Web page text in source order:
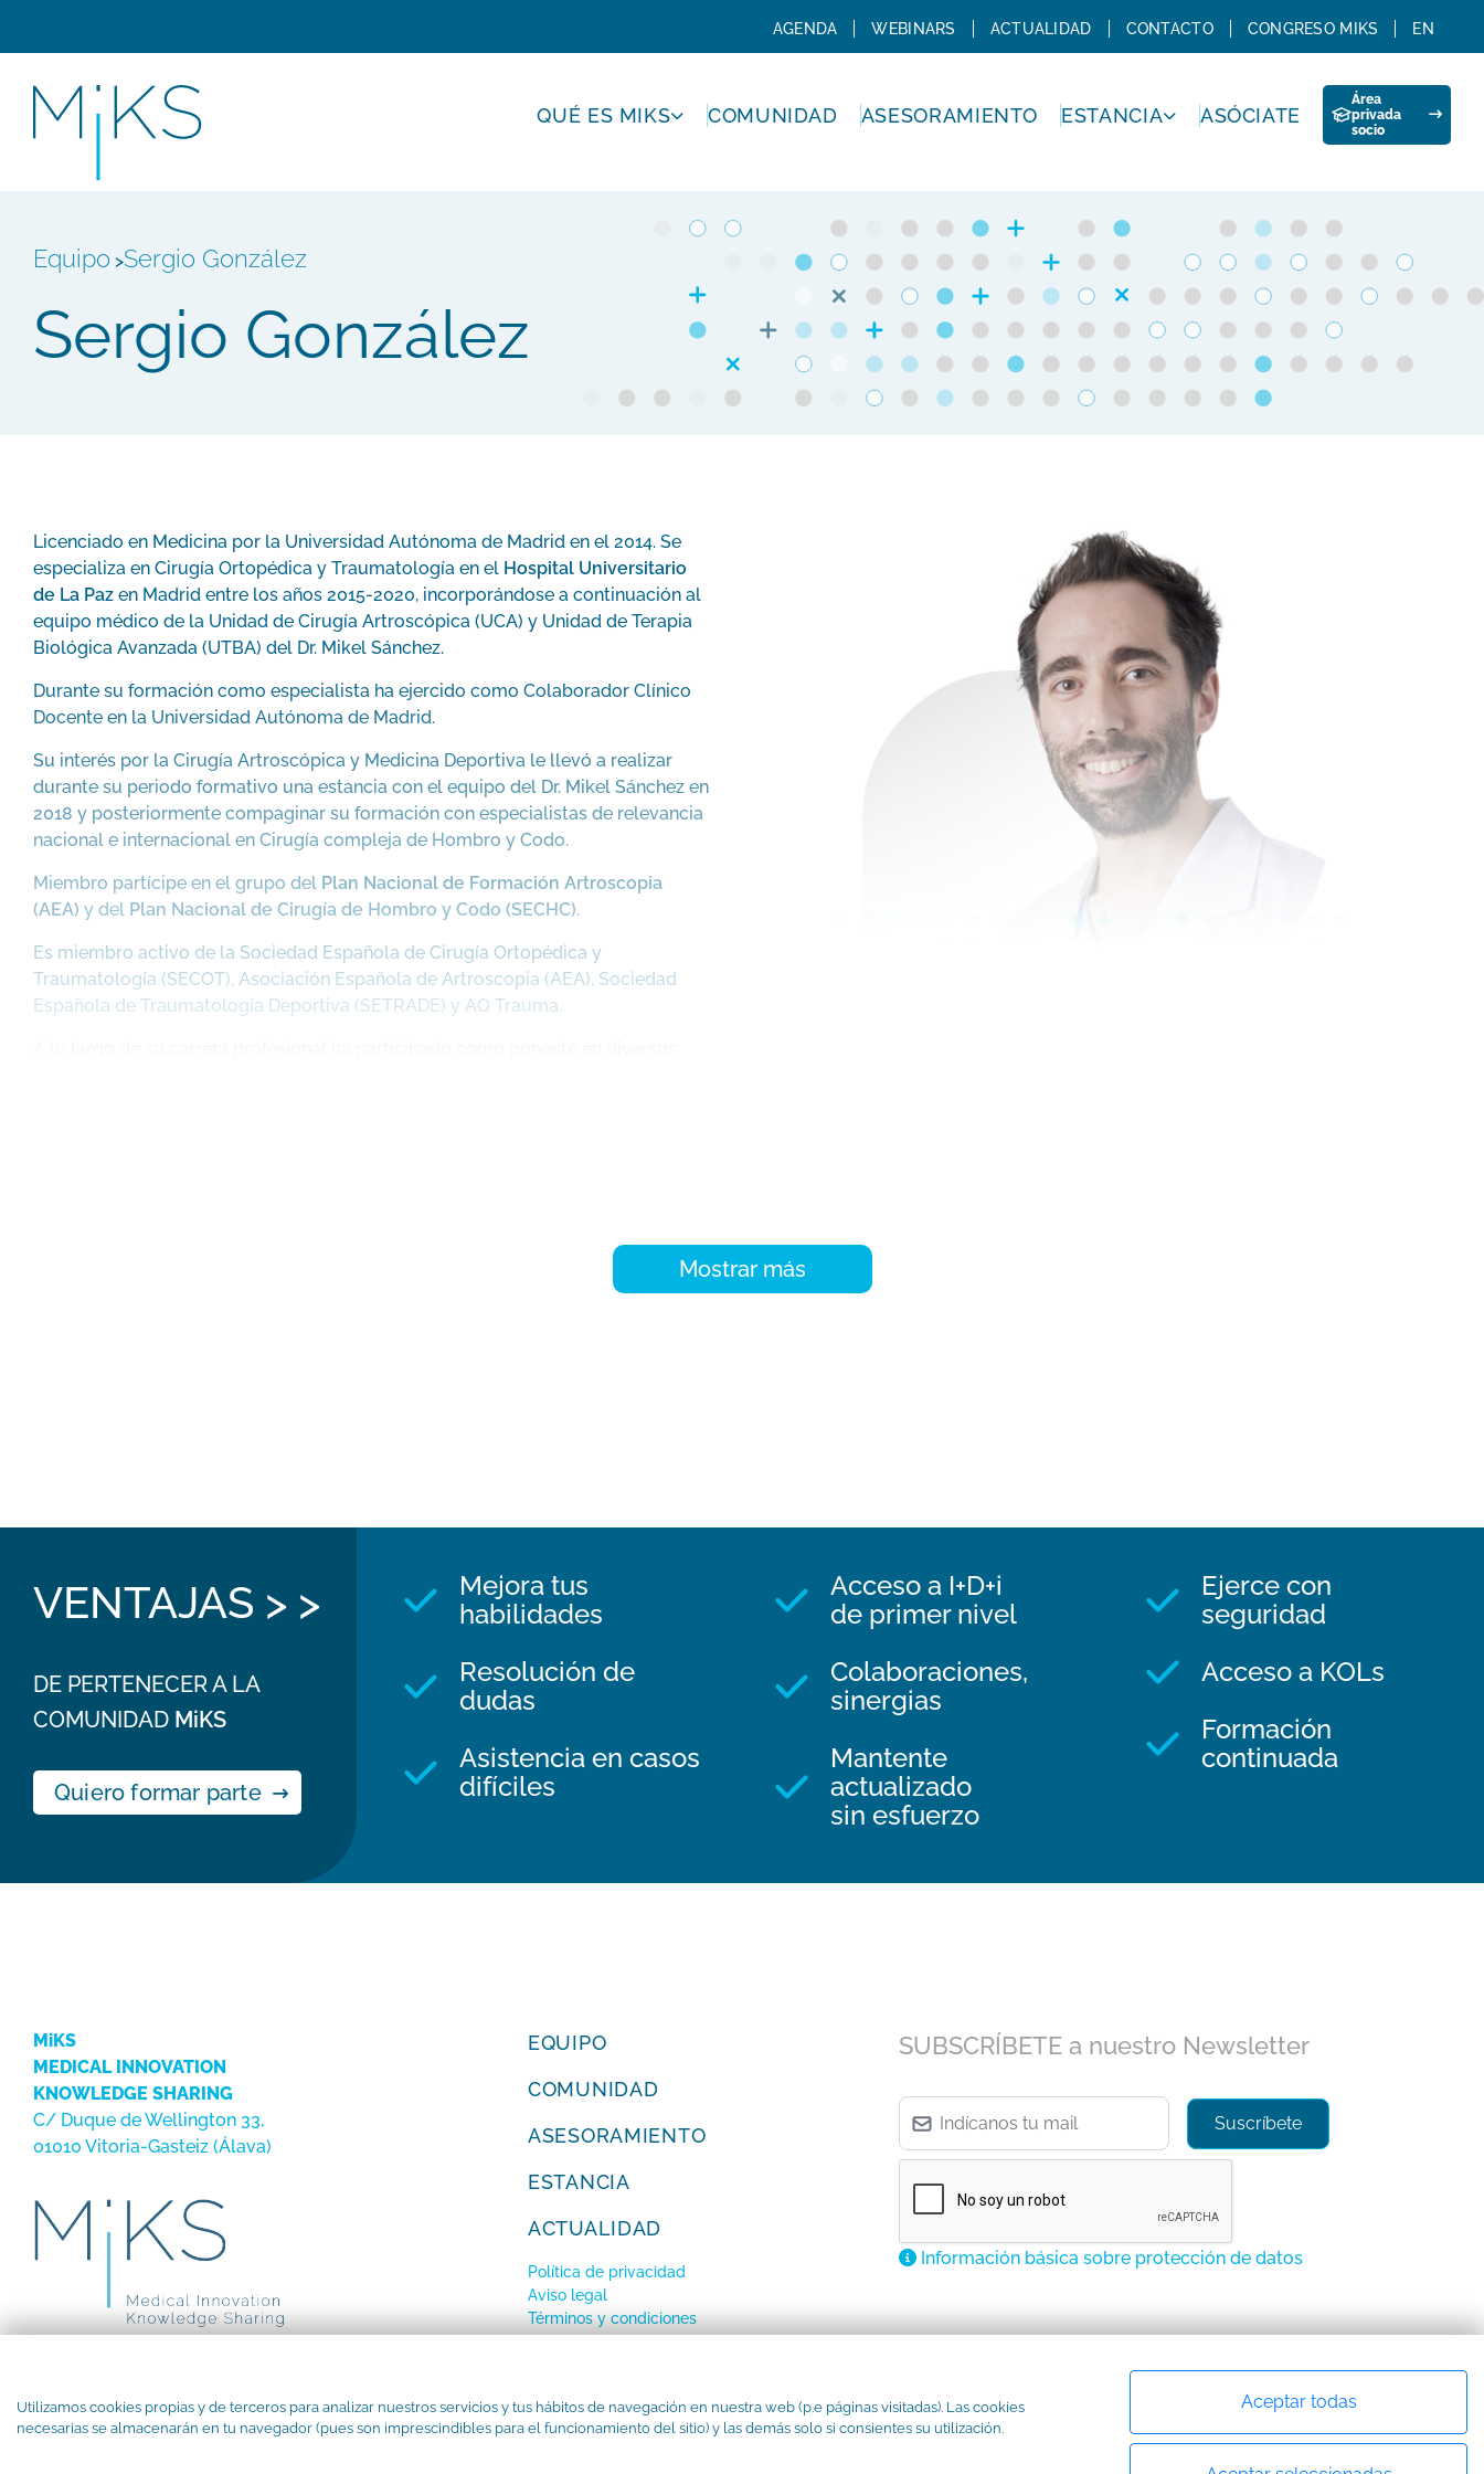
Utilizamos cookies propias y de terceros para analizar nuestros servicios y tus hábitos de navegación en nuestra web (p.e páginas visitadas). Las cookies
necesarias se almacenarán en tu navegador (pues son imprescindibles para el funcionamiento del sitio) y las demás solo si consientes su utilización.
Aceptar todas
AGENDA WEBINARS ACTUALIDAD CONTACTO CONGRESO MIKS EN
QUÉ ES MIKS COMUNIDAD ASESORAMIENTO ESTANCIA ASÓCIATE
Área
privada
socio
Equipo >Sergio González
Sergio González
Licenciado en Medicina por la Universidad Autónoma de Madrid en el 2014. Se
especializa en Cirugía Ortopédica y Traumatología en el Hospital Universitario
de La Paz en Madrid entre los años 2015-2020, incorporándose a continuación al
equipo médico de la Unidad de Cirugía Artroscópica (UCA) y Unidad de Terapia
Biológica Avanzada (UTBA) del Dr. Mikel Sánchez.
Durante su formación como especialista ha ejercido como Colaborador Clínico
Docente en la Universidad Autónoma de Madrid.
Su interés por la Cirugía Artroscópica y Medicina Deportiva le llevó a realizar
durante su periodo formativo una estancia con el equipo del Dr. Mikel Sánchez en
2018 y posteriormente compaginar su formación con especialistas de relevancia
nacional e internacional en Cirugía compleja de Hombro y Codo.
Miembro partícipe en el grupo del Plan Nacional de Formación Artroscopia
(AEA) y del Plan Nacional de Cirugía de Hombro y Codo (SECHC).
Es miembro activo de la Sociedad Española de Cirugía Ortopédica y
Traumatología (SECOT), Asociación Española de Artroscopia (AEA), Sociedad
Española de Traumatología Deportiva (SETRADE) y AO Trauma.
VENTAJAS > >
DE PERTENECER A LA
COMUNIDAD MiKS
Quiero formar parte
Mejora tus
habilidades
Resolución de
dudas
Asistencia en casos
difíciles
Acceso a I+D+i
de primer nivel
Colaboraciones,
sinergias
Mantente
actualizado
sin esfuerzo
Ejerce con
seguridad
Acceso a KOLs
Formación
continuada
MiKS
MEDICAL INNOVATION
KNOWLEDGE SHARING
C/ Duque de Wellington 33,
01010 Vitoria-Gasteiz (Álava)
EQUIPO
COMUNIDAD
ASESORAMIENTO
ESTANCIA
ACTUALIDAD
Política de privacidad
Aviso legal
Términos y condiciones
SUBSCRÍBETE a nuestro Newsletter
Información básica sobre protección de datos